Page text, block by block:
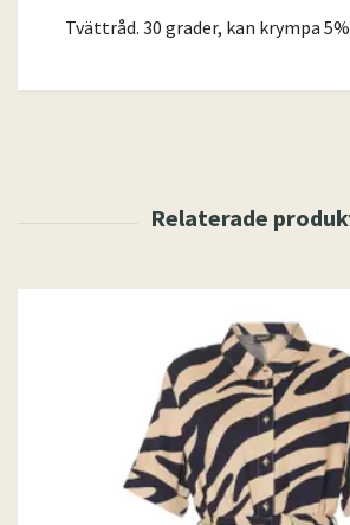
Tvättråd. 30 grader, kan krympa 5%